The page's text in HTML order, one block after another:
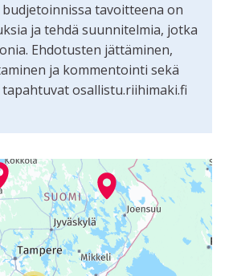
budjetoinnissa tavoitteena on
ja tehdä suunnitelmia, jotka
Ehdotusten jättäminen,
ja kommentointi sekä
osallistu.riihimaki.fi
on kartta, joka esittää